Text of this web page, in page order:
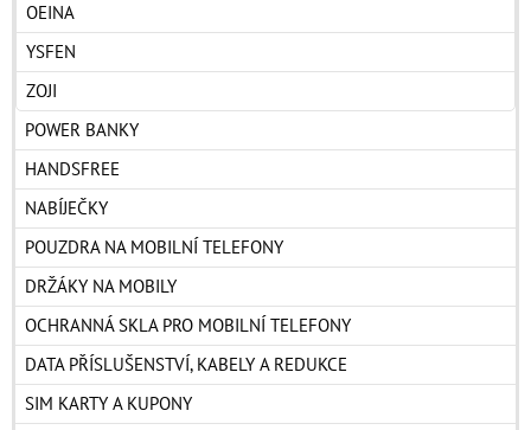
OEINA
YSFEN
ZOJI
POWER BANKY
HANDSFREE
NABÍJEČKY
POUZDRA NA MOBILNÍ TELEFONY
DRŽÁKY NA MOBILY
OCHRANNÁ SKLA PRO MOBILNÍ TELEFONY
DATA PŘÍSLUŠENSTVÍ, KABELY A REDUKCE
SIM KARTY A KUPONY